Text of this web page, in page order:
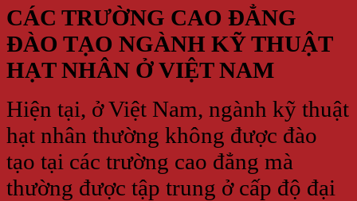
CÁC TRƯỜNG CAO ĐẲNG
ĐÀO TẠO NGÀNH KỸ THUẬT
HẠT NHÂN Ở VIỆT NAM
Hiện tại, ở Việt Nam, ngành kỹ thuật
hạt nhân thường không được đào
tạo tại các trường cao đẳng mà
thường được tập trung ở cấp độ đại